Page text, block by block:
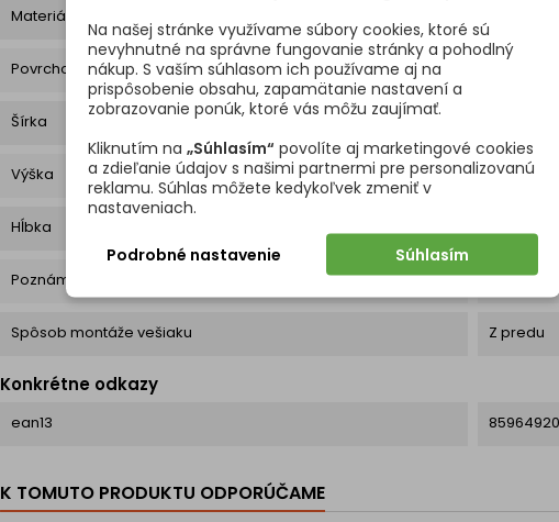
Materiál
Povrchová úprava
Šírka
Výška 40 mm
Hĺbka
Poznámka Skrutky
Spôsob montáže vešiaku Z predu
Konkrétne odkazy
ean13
K TOMUTO PRODUKTU ODPORÚČAME
Na našej stránke využívame súbory cookies, ktoré sú
nevyhnutné na správne fungovanie stránky a pohodlný
nákup. S vaším súhlasom ich používame aj na
prispôsobenie obsahu, zapamätanie nastavení a
zobrazovanie ponúk, ktoré vás môžu zaujímať.
Kliknutím na „Súhlasím“ povolíte aj marketingové cookies
a zdieľanie údajov s našimi partnermi pre personalizovanú
reklamu. Súhlas môžete kedykoľvek zmeniť v
nastaveniach.
Podrobné nastavenie Súhlasím